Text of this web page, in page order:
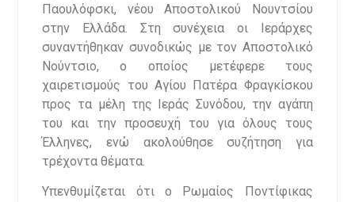
Παουλόφσκι, νέου Αποστολικού Νουντσίου
στην Ελλάδα. Στη συνέχεια οι Ιεράρχες
συναντήθηκαν συνοδικώς με τον Αποστολικό
Νούντσιο, ο οποίος μετέφερε τους
χαιρετισμούς του Αγίου Πατέρα Φραγκίσκου
προς τα μέλη της Ιεράς Συνόδου, την αγάπη
του και την προσευχή του για όλους τους
Έλληνες, ενώ ακολούθησε συζήτηση για
τρέχοντα θέματα.
Υπενθυμίζεται ότι ο Ρωμαίος Ποντίφικας